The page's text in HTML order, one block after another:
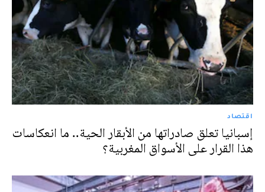
اقتصاد
إسبانيا تعلق صادراتها من الأبقار الحية.. ما انعكاسات
هذا القرار على الأسواق المغربية؟